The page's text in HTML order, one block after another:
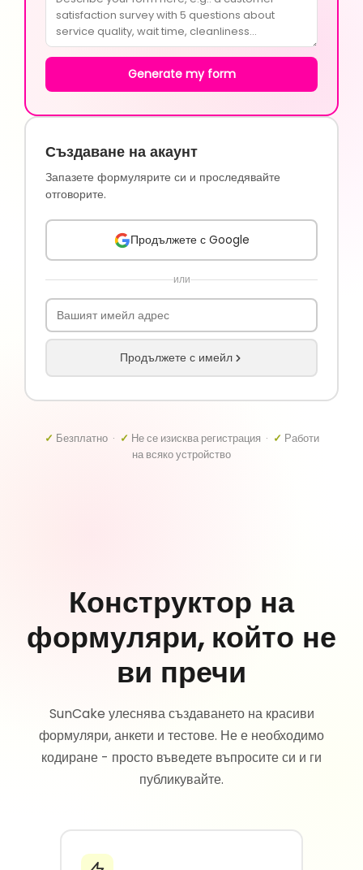
Generate my form
Създаване на акаунт
Запазете формулярите си и проследявайте
отговорите.
Продължете с Google
или
Продължете с имейл
✓ Безплатно · ✓ Не се изисква регистрация · ✓ Работи
на всяко устройство
Конструктор на
формуляри, който не
ви пречи
SunCake улеснява създаването на красиви
формуляри, анкети и тестове. Не е необходимо
кодиране - просто въведете въпросите си и ги
публикувайте.